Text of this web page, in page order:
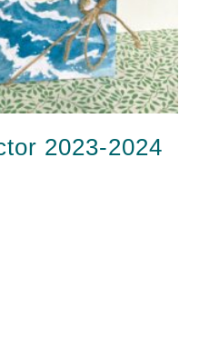
2023-2024